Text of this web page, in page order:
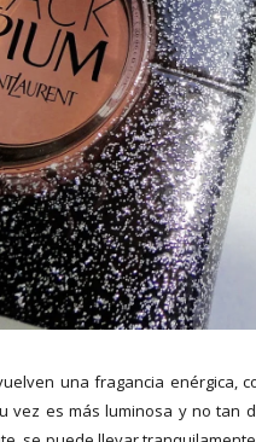
una fragancia enérgica,
vez es más luminosa y no tan